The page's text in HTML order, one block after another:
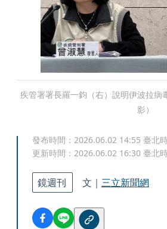
疾管署署長羅一鈞（右）說明伊波拉病
影）
發布時間： 2026.06.02 14:55 臺北
更新時間： 2026.06.02 16:30 臺北
鏡週刊 文｜ 三立新聞網